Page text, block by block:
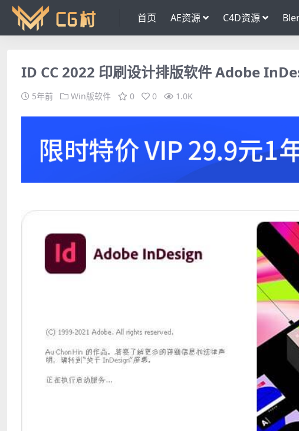
首页 AE资源 C4D资源
ID CC 2022 印刷设计排版软件 Adobe
5年前 Win版软件 0 0 1.0K